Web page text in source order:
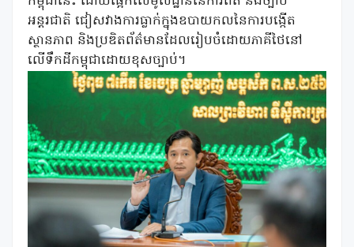
អន្តរជាតិ ជៀសវាងការធ្លាក់ក្នុងឧបាយកលនៃការបង្កើត
ស្ថានភាព និងប្រឌិតព័ត៌មានដែលរៀបចំដោយភាគីថៃនៅ
លើទឹកដីកម្ពុជាដោយខុសច្បាប់។